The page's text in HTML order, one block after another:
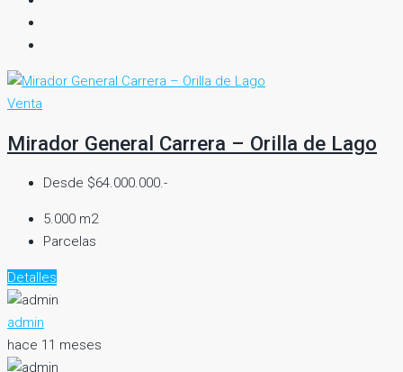
Venta
Mirador General Carrera – Orilla de Lago
Desde $64.000.000.-
5.000 m2
Parcelas
Detalles
admin
hace 11 meses